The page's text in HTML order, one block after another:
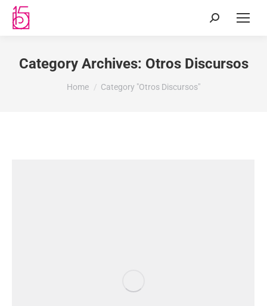
Category Archives: Otros Discursos
You are here:
Home Category "Otros Discursos"